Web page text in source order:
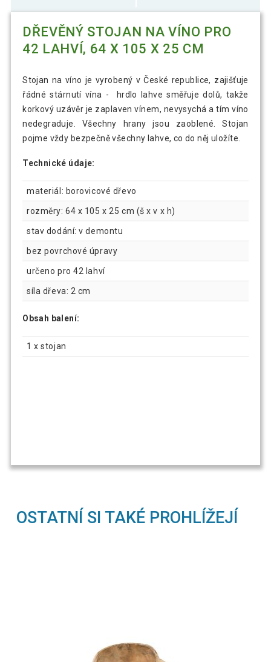
Dřevěný stojan na víno 30 lahví
64×75×25 cm, česká výroba
1 342 Kč
Dřevěný stojan na víno pro 36 lahví, 64
x 90 x 25 cm
1 524 Kč
Dřevěný stojan na víno pro 48 lahví, 64
x 120 x 25 cm
1 964 Kč
DŘEVĚNÝ STOJAN NA VÍNO PRO
42 LAHVÍ, 64 X 105 X 25 CM
Stojan na víno je vyrobený v České republice, zajišťuje
řádné stárnutí vína - hrdlo lahve směřuje dolů, takže
korkový uzávěr je zaplaven vínem, nevysychá a tím víno
nedegraduje. Všechny hrany jsou zaoblené. Stojan
pojme vždy bezpečně všechny lahve, co do něj uložíte.
Technické údaje:
materiál: borovicové dřevo
rozměry: 64 x 105 x 25 cm (š x v x h)
stav dodání: v demontu
bez povrchové úpravy
určeno pro 42 lahví
síla dřeva: 2 cm
Obsah balení:
1 x stojan
OSTATNÍ SI TAKÉ PROHLÍŽEJÍ